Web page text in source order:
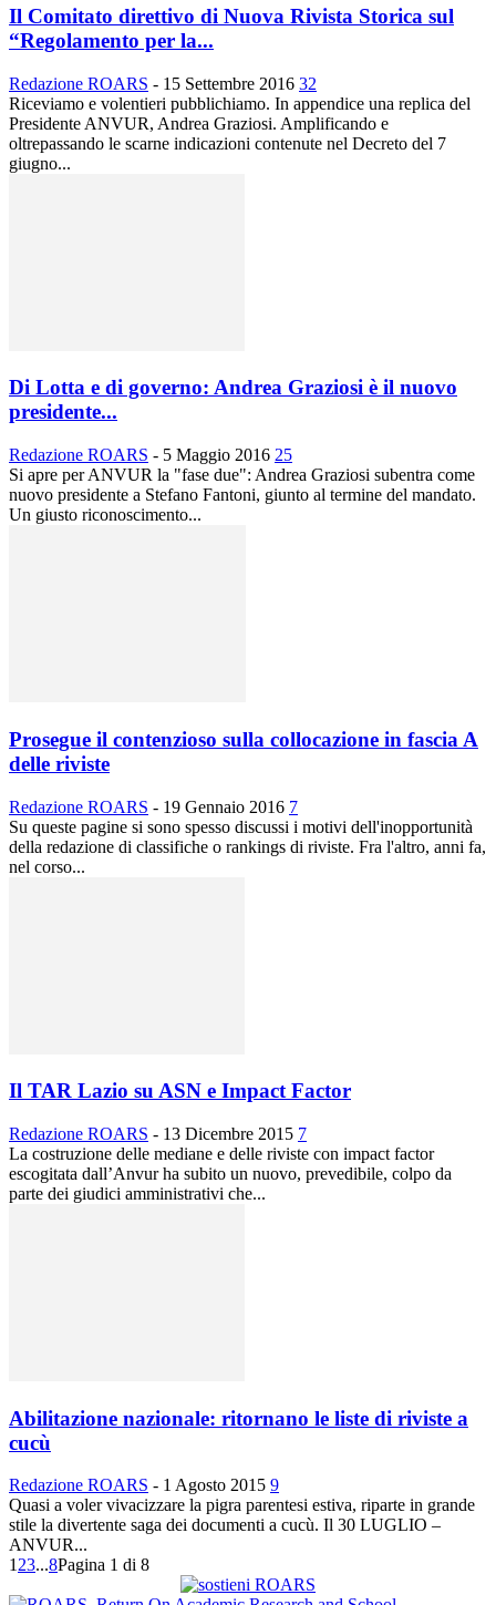
Il Comitato direttivo di Nuova Rivista Storica sul
“Regolamento per la...
Redazione ROARS - 15 Settembre 2016 32
Riceviamo e volentieri pubblichiamo. In appendice una replica del
Presidente ANVUR, Andrea Graziosi. Amplificando e
oltrepassando le scarne indicazioni contenute nel Decreto del 7
giugno...
Di Lotta e di governo: Andrea Graziosi è il nuovo
presidente...
Redazione ROARS - 5 Maggio 2016 25
Si apre per ANVUR la "fase due": Andrea Graziosi subentra come
nuovo presidente a Stefano Fantoni, giunto al termine del mandato.
Un giusto riconoscimento...
Prosegue il contenzioso sulla collocazione in fascia A
delle riviste
Redazione ROARS - 19 Gennaio 2016 7
Su queste pagine si sono spesso discussi i motivi dell'inopportunità
della redazione di classifiche o rankings di riviste. Fra l'altro, anni fa,
nel corso...
Il TAR Lazio su ASN e Impact Factor
Redazione ROARS - 13 Dicembre 2015 7
La costruzione delle mediane e delle riviste con impact factor
escogitata dall’Anvur ha subito un nuovo, prevedibile, colpo da
parte dei giudici amministrativi che...
Abilitazione nazionale: ritornano le liste di riviste a
cucù
Redazione ROARS - 1 Agosto 2015 9
Quasi a voler vivacizzare la pigra parentesi estiva, riparte in grande
stile la divertente saga dei documenti a cucù. Il 30 LUGLIO –
ANVUR...
123...8Pagina 1 di 8